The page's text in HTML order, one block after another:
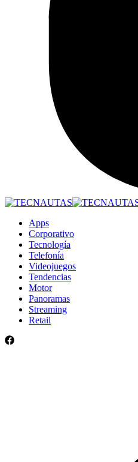
Apps
Corporativo
Tecnología
Telefonía
Videojuegos
Tendencias
Motor
Panoramas
Streaming
Retail